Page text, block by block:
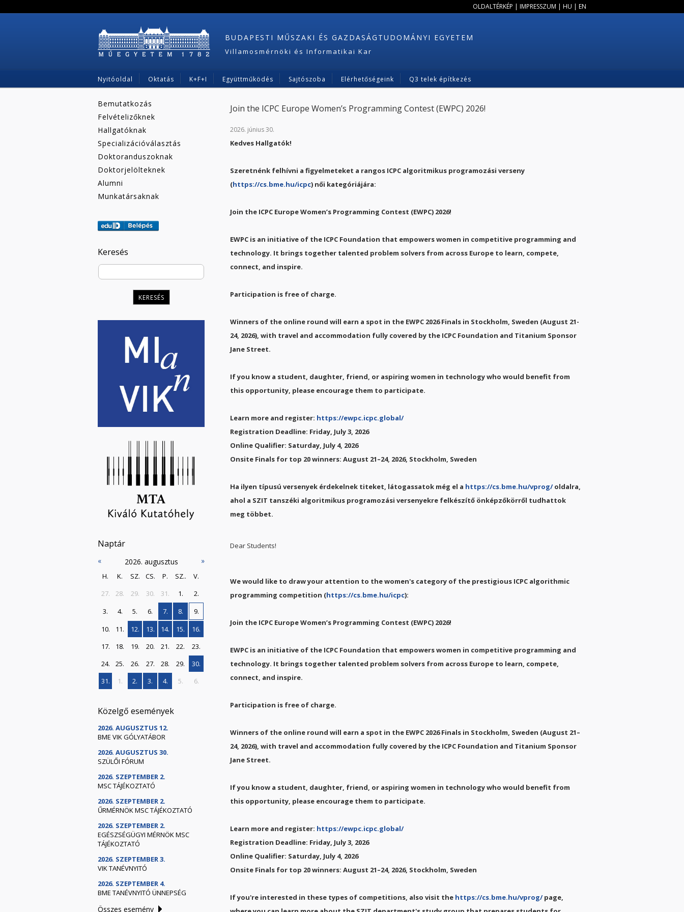
OLDALTÉRKÉP | IMPRESSZUM | HU | EN
BUDAPESTI MŰSZAKI ÉS GAZDASÁGTUDOMÁNYI EGYETEM
Villamosmérnöki és Informatikai Kar
Nyitóoldal Oktatás K+F+I Együttműködés Sajtószoba Elérhetőségeink Q3 telek építkezés
Bemutatkozás
Felvételizőknek
Hallgatóknak
Specializációválasztás
Doktoranduszoknak
Doktorjelölteknek
Alumni
Munkatársaknak
Keresés
Naptár
« 2026. augusztus »
H. K. SZ. CS. P. SZ..
V.
27.
28. 29. 30. 31. 1.
2.
3.
4. 5. 6. 7. 8.
9.
10.
11. 12. 13. 14. 15.
16.
17.
18. 19. 20. 21. 22.
23.
24.
25. 26. 27. 28. 29.
30.
31.
1. 2. 3. 4. 5. 6.
Közelgő események
2026. AUGUSZTUS 12.
BME VIK GÓLYATÁBOR
2026. AUGUSZTUS 30.
SZÜLŐI FÓRUM
2026. SZEPTEMBER 2.
MSC TÁJÉKOZTATÓ
2026. SZEPTEMBER 2.
ŰRMÉRNÖK MSC TÁJÉKOZTATÓ
2026. SZEPTEMBER 2.
EGÉSZSÉGÜGYI MÉRNÖK MSC
TÁJÉKOZTATÓ
2026. SZEPTEMBER 3.
VIK TANÉVNYITÓ
2026. SZEPTEMBER 4.
BME TANÉVNYITÓ ÜNNEPSÉG
Összes esemény
Join the ICPC Europe Women’s Programming Contest (EWPC) 2026!
2026. június 30.
Kedves Hallgatók!
Szeretnénk felhívni a figyelmeteket a rangos ICPC algoritmikus programozási verseny
(https://cs.bme.hu/icpc) női kategóriájára:
Join the ICPC Europe Women’s Programming Contest (EWPC) 2026!
EWPC is an initiative of the ICPC Foundation that empowers women in competitive programming and
technology. It brings together talented problem solvers from across Europe to learn, compete,
connect, and inspire.
Participation is free of charge.
Winners of the online round will earn a spot in the EWPC 2026 Finals in Stockholm, Sweden (August 21-
24, 2026), with travel and accommodation fully covered by the ICPC Foundation and Titanium Sponsor
Jane Street.
If you know a student, daughter, friend, or aspiring women in technology who would benefit from
this opportunity, please encourage them to participate.
Learn more and register: https://ewpc.icpc.global/
Registration Deadline: Friday, July 3, 2026
Online Qualifier: Saturday, July 4, 2026
Onsite Finals for top 20 winners: August 21–24, 2026, Stockholm, Sweden
Ha ilyen típusú versenyek érdekelnek titeket, látogassatok még el a https://cs.bme.hu/vprog/oldalra,
ahol a SZIT tanszéki algoritmikus programozási versenyekre felkészítő önképzőkörről tudhattok
meg többet.
Dear Students!
We would like to draw your attention to the women's category of the prestigious ICPC algorithmic
programming competition (https://cs.bme.hu/icpc):
Join the ICPC Europe Women’s Programming Contest (EWPC) 2026!
EWPC is an initiative of the ICPC Foundation that empowers women in competitive programming and
technology. It brings together talented problem solvers from across Europe to learn, compete,
connect, and inspire.
Participation is free of charge.
Winners of the online round will earn a spot in the EWPC 2026 Finals in Stockholm, Sweden (August 21–
24, 2026), with travel and accommodation fully covered by the ICPC Foundation and Titanium Sponsor
Jane Street.
If you know a student, daughter, friend, or aspiring women in technology who would benefit from
this opportunity, please encourage them to participate.
Learn more and register: https://ewpc.icpc.global/
Registration Deadline: Friday, July 3, 2026
Online Qualifier: Saturday, July 4, 2026
Onsite Finals for top 20 winners: August 21–24, 2026, Stockholm, Sweden
If you're interested in these types of competitions, also visit the https://cs.bme.hu/vprog/page,